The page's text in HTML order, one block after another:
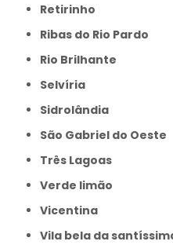
Retirinho
Ribas do Rio Pardo
Rio Brilhante
Selvíria
Sidrolândia
São Gabriel do Oeste
Três Lagoas
Verde limão
Vicentina
Vila bela da